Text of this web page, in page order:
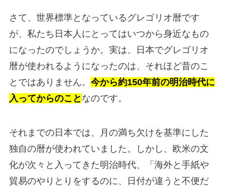
さて、世界標準となっているグレゴリオ暦です
が、私たち日本人にとってはいつから身近なもの
になったのでしょうか。実は、日本でグレゴリオ
暦が使われるようになったのは、それほど昔のこ
とではありません。 今から約150年前の明治時代に
入ってからのこと なのです。
それまでの日本では、月の満ち欠けを基準にした
独自の暦が使われていました。しかし、欧米の文
化が次々と入ってきた明治時代、「海外と手紙や
貿易のやりとりをするのに、日付が違うと不便だ